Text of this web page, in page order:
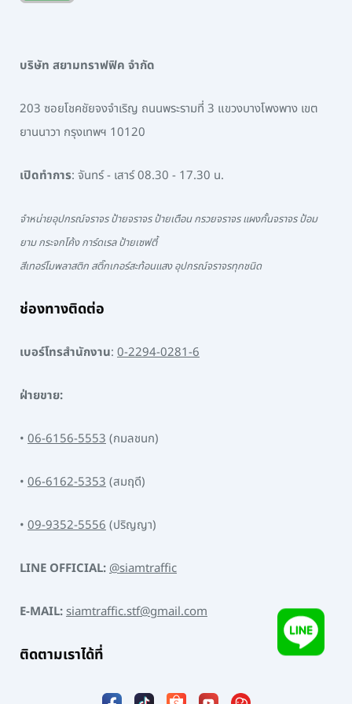
บริษัท สยามทราฟฟิค จำกัด
203 ซอยโชคชัยจงจำเริญ ถนนพระรามที่ 3 แขวงบางโพงพาง เขต
ยานนาวา กรุงเทพฯ 10120
เปิดทำการ: จันทร์ - เสาร์ 08.30 - 17.30 น.
จำหน่ายอุปกรณ์จราจร ป้ายจราจร ป้ายเตือน กรวยจราจร แผงกั้นจราจร ป้อม
ยาม กระจกโค้ง การ์ดเรล ป้ายเซฟตี้
สีเทอร์โมพลาสติก สติ๊กเกอร์สะท้อนแสง อุปกรณ์จราจรทุกชนิด
ช่องทางติดต่อ
เบอร์โทรสำนักงาน: 0-2294-0281-6
ฝ่ายขาย:
• 06-6156-5553(กมลชนก)
• 06-6162-5353(สมฤดี)
• 09-9352-5556(ปริญญา)
LINE OFFICIAL:@siamtraffic
E-MAIL:siamtraffic.stf@gmail.com
ติดตามเราได้ที่